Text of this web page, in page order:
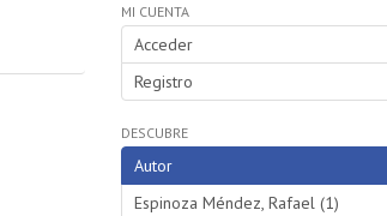
MI CUENTA
Acceder
Registro
DESCUBRE
Autor
Espinoza Méndez, Rafael (1)